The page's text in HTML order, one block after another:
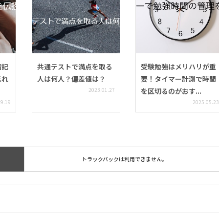
共通テストで満点を取る
人は何人？偏差値は？
2023.01.27
受験勉強はメリハリが重
要！タイマー計測で時間
を区切るのがおす...
2025.05.23
トラックバックは利用できません。